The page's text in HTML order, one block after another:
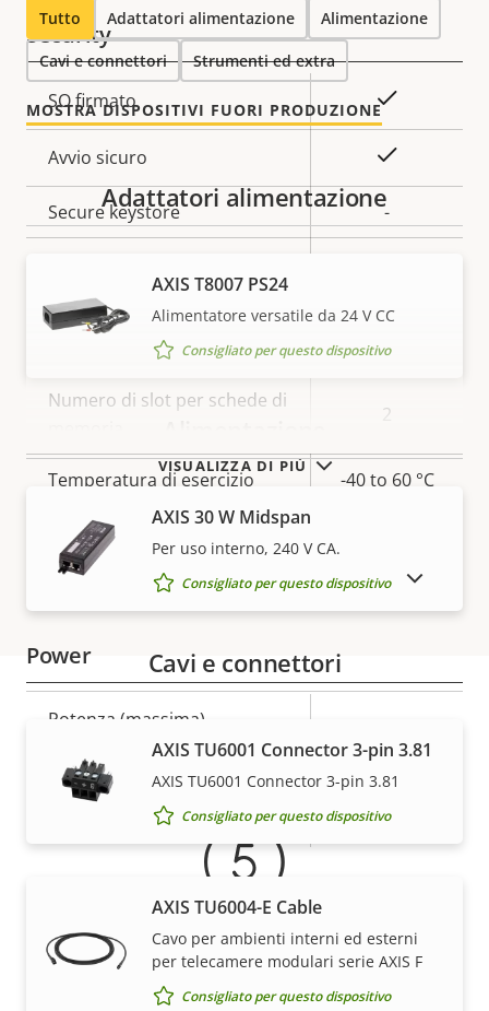
proprietà
proprietà
Security
Descrizione
della
proprietà
della
SO firmato
Avvio sicuro
Secure keystore -
General
Descrizione
proprietà
Valore
proprietà
Numero di slot per schede di
2
Temperatura di esercizio -40 to 60 °C
Classificazione IP
Accelerometro integrato –
Power
Descrizione
proprietà
Valore
della
proprietà
Potenza (massima)
Potenza (media) 11.00 W
Tensione CC in ingresso 10-48 V
Tutto Adattatori alimentazione Alimentazione
Cavi e connettori Strumenti ed extra
MOSTRA DISPOSITIVI FUORI PRODUZIONE
VISUALIZZA DI PIÙ
Adattatori alimentazione
AXIS T8007 PS24
Alimentatore versatile da 24 V CC
Consigliato per questo dispositivo
AXIS 30 W Midspan
Per uso interno, 240 V CA.
Consigliato per questo dispositivo
Cavi e connettori
AXIS TU6001 Connector 3-pin 3.81
AXIS TU6001 Connector 3-pin 3.81
Consigliato per questo dispositivo
AXIS TU6004-E Cable
Cavo per ambienti interni ed esterni
per telecamere modulari serie AXIS F
Consigliato per questo dispositivo
MOSTRA DISPOSITIVI FUORI PRODUZIONE
Garanzia
5 anni di garanzia per la